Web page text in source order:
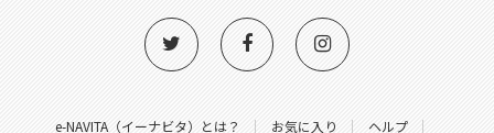
e-NAVITA（イーナビタ）とは？ お気に入り ヘルプ